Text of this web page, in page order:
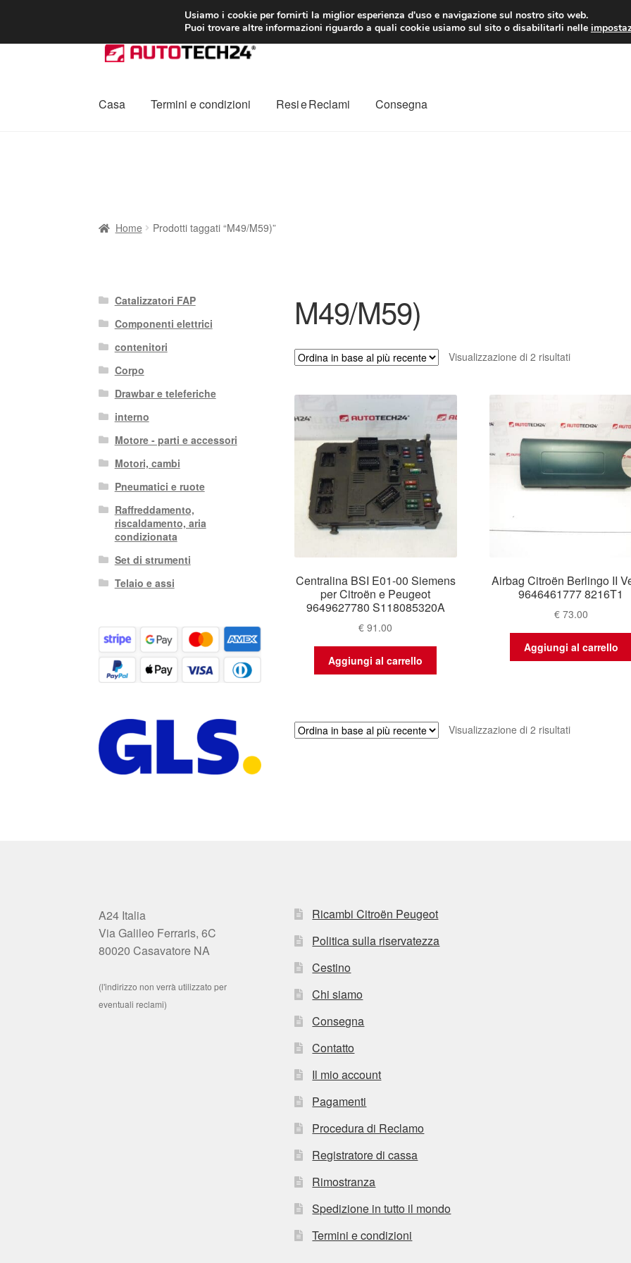
CONSEGNA da 7 EUR Lun-Ven
Vai
alla
Vai
al
Casa
Termini e condizioni Resi e Reclami Consegna
Home Prodotti taggati “M49/M59)”
M49/M59)
Visualizzazione di 2 risultatiOrdina
più
Centralina BSI E01-00 Siemens
per Citroën e Peugeot
9649627780 S118085320A
€ 91.00
Aggiungi al carrello
Airbag Citroën Berlingo II
9646461777 8216T1
€73.00
Aggiungi al carrello
Visualizzazione di 2 risultatiOrdina
Catalizzatori FAP
Componenti elettrici
contenitori
Corpo
Drawbar e teleferiche
interno
Motore - parti e accessori
Motori, cambi
Pneumatici e ruote
Raffreddamento,
riscaldamento, aria
condizionata
Set di strumenti
Telaio e assi
A24 Italia
Via Galileo Ferraris, 6C
80020 Casavatore NA
(l'indirizzo non verrà utilizzato per
eventuali reclami)
Ricambi Citroën Peugeot
Politica sulla riservatezza
Cestino
Chi siamo
Consegna
Contatto
Il mio account
Pagamenti
Procedura di Reclamo
Registratore di cassa
Rimostranza
Spedizione in tutto il mondo
Termini e condizioni
Usiamo i cookie per fornirti la miglior esperienza d'uso e navigazione sul nostro sito web.
Puoi trovare altre informazioni riguardo a quali cookie usiamo sul sito o disabilitarli nelle